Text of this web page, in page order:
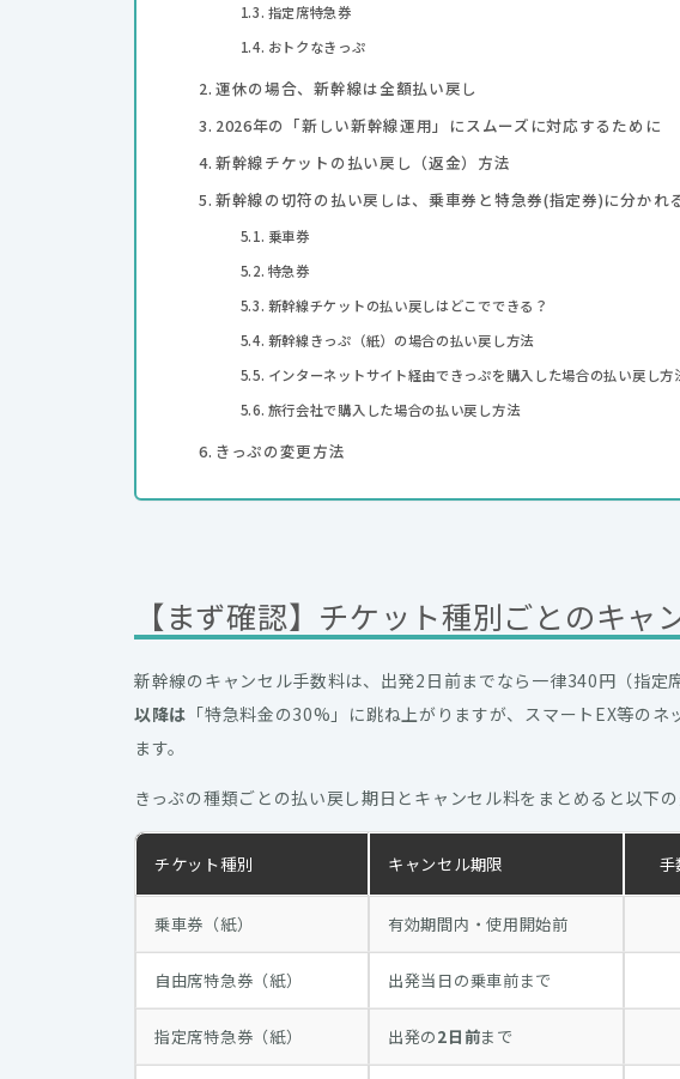
指定席特急券
おトクなきっぷ
運休の場合、新幹線は全額払い戻し
2026年の「新しい新幹線運用」にスムーズに対応するために
新幹線チケットの払い戻し（返金）方法
新幹線の切符の払い戻しは、乗車券と特急券(指定券)に分かれ
乗車券
特急券
新幹線チケットの払い戻しはどこでできる？
新幹線きっぷ（紙）の場合の払い戻し方法
インターネットサイト経由できっぷを購入した場合の払い戻し方
旅行会社で購入した場合の払い戻し方法
きっぷの変更方法
【まず確認】チケット種別ごとのキ
新幹線のキャンセル手数料は、出発2日前までなら一律340円（指定
以降は 「特急料金の30%」に跳ね上がりますが、スマートEX等の
ます。
きっぷの種類ごとの払い戻し期日とキャンセル料をまとめると以下の
チケット種別 キャンセル期限 手
乗車券（紙） 有効期間内・使用開始前
自由席特急券（紙） 出発当日の乗車前まで
指定席特急券（紙） 出発の2日前まで